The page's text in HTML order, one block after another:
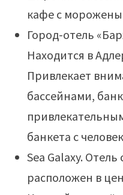
кафе с
Город-отель
Находится в
Привлекает
бассейнами,
банкета с
Sea Galaxy.
расположен в